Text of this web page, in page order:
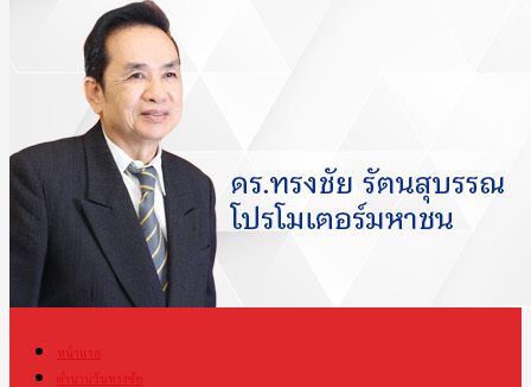
หน้าแรก
ตำนานวันทรงชัย